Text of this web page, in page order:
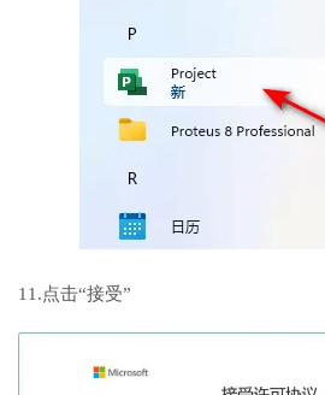
11.点击“接受”